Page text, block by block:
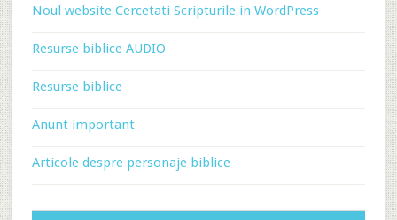
Noul website Cercetati Scripturile in WordPress
Resurse biblice AUDIO
Resurse biblice
Anunt important
Articole despre personaje biblice